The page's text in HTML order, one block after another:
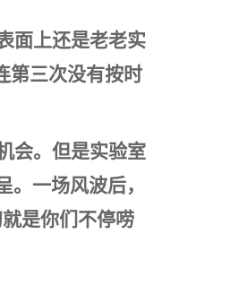
面上还是老老实
第三次没有按时
会。但是实验室
一场风波后，
是你们不停唠